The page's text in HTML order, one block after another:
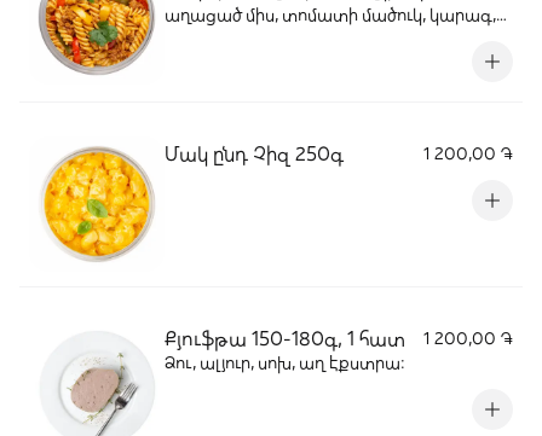
աղացած միս, տոմատի մածուկ, կարագ,
Մակ ընդ Չիզ 250գ 1 200,00 ֏
Քյուֆթա 150-180գ, 1 հատ
1 200,00 ֏
Ձու, ալյուր, սոխ, աղ էքստրա: